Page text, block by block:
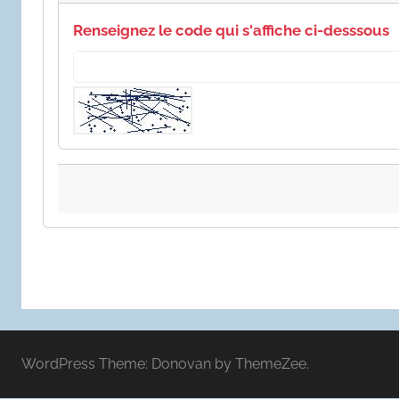
Renseignez le code qui s'affiche ci-desssous
WordPress Theme: Donovan by ThemeZee.